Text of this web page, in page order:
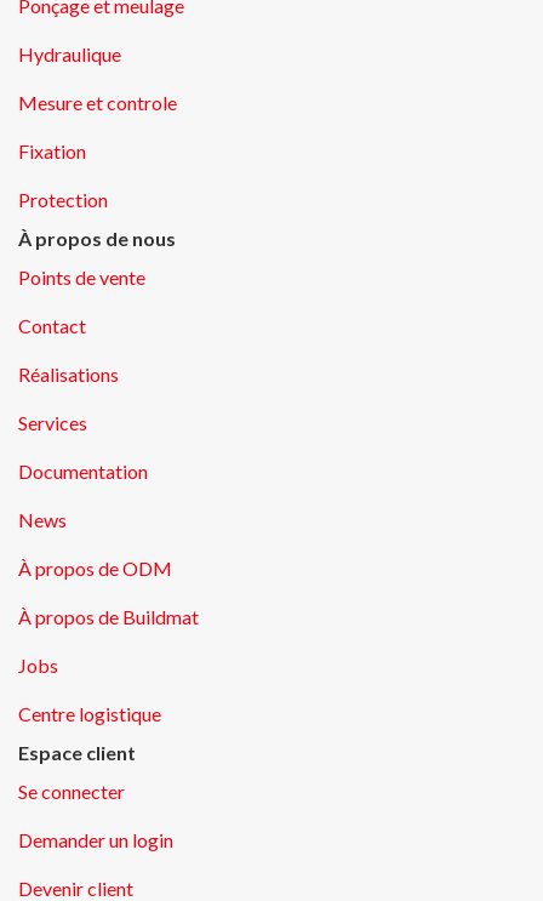
Ponçage et meulage
Hydraulique
Mesure et controle
Fixation
Protection
À propos de nous
Points de vente
Contact
Réalisations
Services
Documentation
News
À propos de ODM
À propos de Buildmat
Jobs
Centre logistique
Espace client
Se connecter
Demander un login
Devenir client